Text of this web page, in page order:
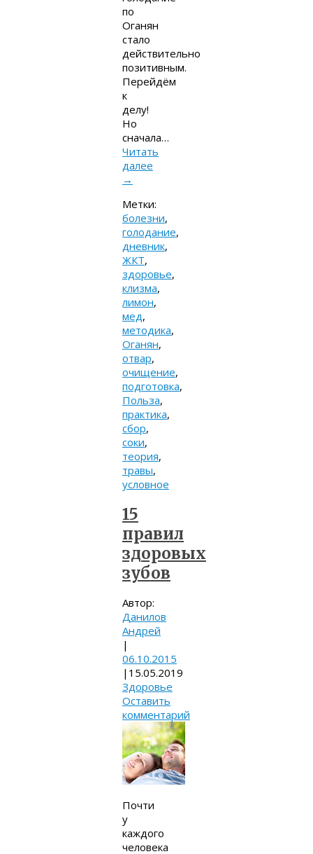
по
Оганян
стало
действительно
позитивным.
Перейдём
к
делу!
Но
сначала…
Читать
далее
→
Метки:
болезни,
голодание,
дневник,
ЖКТ,
здоровье,
клизма,
лимон,
мед,
методика,
Оганян,
отвар,
очищение,
подготовка,
Польза,
практика,
сбор,
соки,
теория,
травы,
условное
15
правил
здоровых
зубов
Автор:
Данилов
Андрей
|
06.10.2015
| 15.05.2019
Здоровье
Оставить
комментарий
Почти
у
каждого
человека